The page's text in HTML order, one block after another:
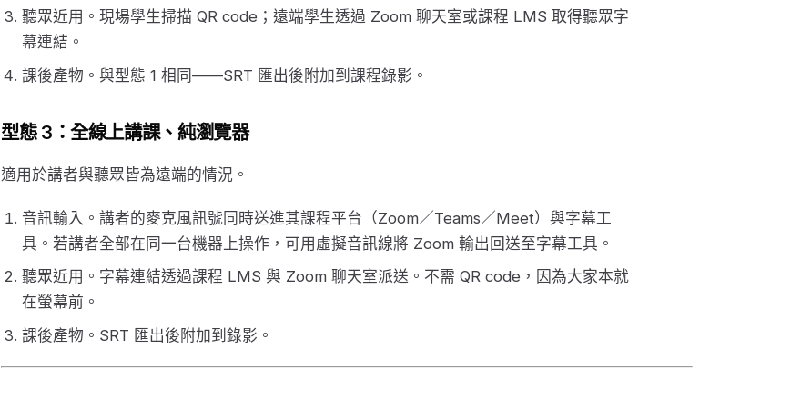
聽眾近用。現場學生掃描 QR code；遠端學生透過 Zoom 聊天室或課程 LMS 取得聽眾字
幕連結。
課後產物。與型態 1 相同——SRT 匯出後附加到課程錄影。
型態 3：全線上講課、純瀏覽器
適用於講者與聽眾皆為遠端的情況。
音訊輸入。講者的麥克風訊號同時送進其課程平台（Zoom／Teams／Meet）與字幕工
具。若講者全部在同一台機器上操作，可用虛擬音訊線將 Zoom 輸出回送至字幕工具。
聽眾近用。字幕連結透過課程 LMS 與 Zoom 聊天室派送。不需 QR code，因為大家本就
在螢幕前。
課後產物。SRT 匯出後附加到錄影。